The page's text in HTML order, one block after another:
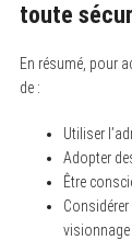
toute
En résumé, pour
de :
Utiliser
Adopter
Être
visionnage